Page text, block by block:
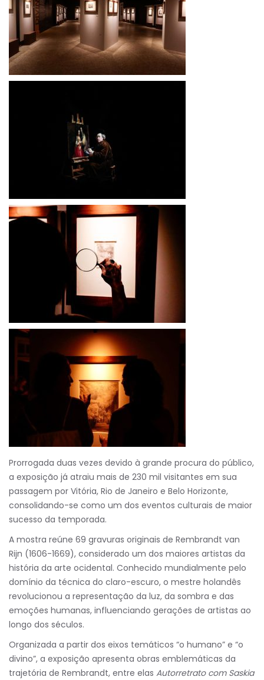
Prorrogada duas vezes devido à grande procura do público,
a exposição já atraiu mais de 230 mil visitantes em sua
passagem por Vitória, Rio de Janeiro e Belo Horizonte,
consolidando-se como um dos eventos culturais de maior
sucesso da temporada.
A mostra reúne 69 gravuras originais de Rembrandt van
Rijn (1606-1669), considerado um dos maiores artistas da
história da arte ocidental. Conhecido mundialmente pelo
domínio da técnica do claro-escuro, o mestre holandês
revolucionou a representação da luz, da sombra e das
emoções humanas, influenciando gerações de artistas ao
longo dos séculos.
Organizada a partir dos eixos temáticos “o humano” e “o
divino”, a exposição apresenta obras emblemáticas da
trajetória de Rembrandt, entre elas Autorretrato com Saskia